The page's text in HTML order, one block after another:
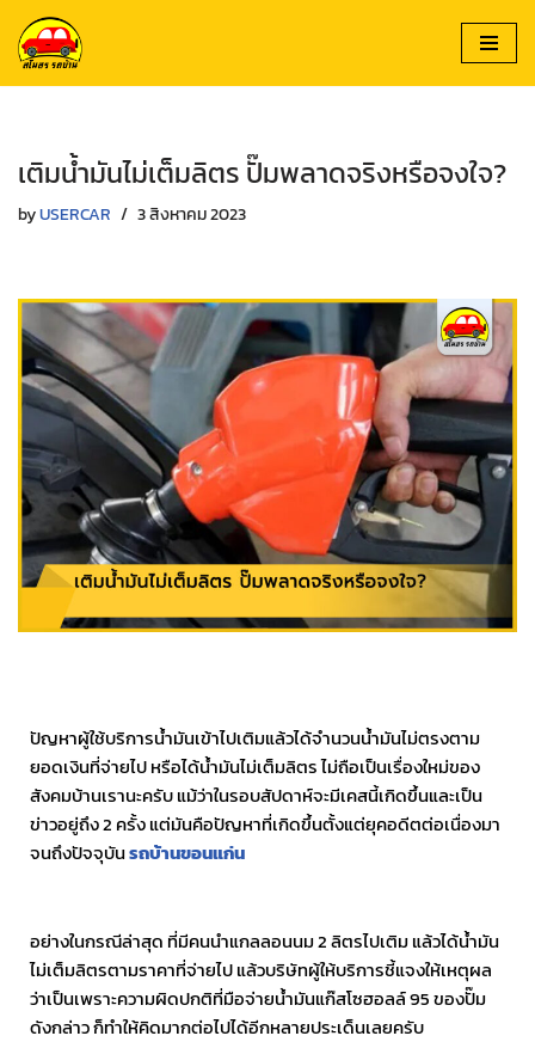
Skip
to
เติมน้ำมันไม่เต็มลิตร ปั๊มพลาดจริงหรือจงใจ?
byUSERCAR 3 สิงหาคม 2023
ปัญหาผู้ใช้บริการน้ำมันเข้าไปเติมแล้วได้จำนวนน้ำมันไม่ตรงตาม
ยอดเงินที่จ่ายไป หรือได้น้ำมันไม่เต็มลิตร ไม่ถือเป็นเรื่องใหม่ของ
สังคมบ้านเรานะครับ แม้ว่าในรอบสัปดาห์จะมีเคสนี้เกิดขึ้นและเป็น
ข่าวอยู่ถึง 2 ครั้ง แต่มันคือปัญหาที่เกิดขึ้นตั้งแต่ยุคอดีตต่อเนื่องมา
จนถึงปัจจุบันรถบ้านขอนแก่น
อย่างในกรณีล่าสุด ที่มีคนนำแกลลอนนม 2 ลิตรไปเติม แล้วได้น้ำมัน
ไม่เต็มลิตรตามราคาที่จ่ายไป แล้วบริษัทผู้ให้บริการชี้แจงให้เหตุผล
ว่าเป็นเพราะความผิดปกติที่มือจ่ายน้ำมันแก๊สโซฮอลล์ 95 ของปั๊ม
ดังกล่าว ก็ทำให้คิดมากต่อไปได้อีกหลายประเด็นเลยครับ